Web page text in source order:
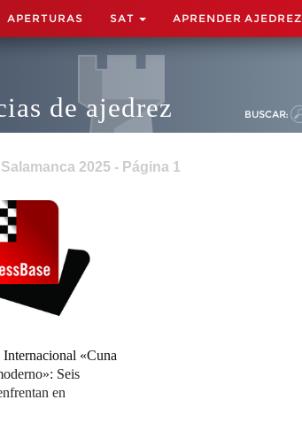
APERTURAS SAT APRENDER AJEDREZ
de ajedrez BUSCAR:
2025 - Página 1
«Cuna
Seis
en